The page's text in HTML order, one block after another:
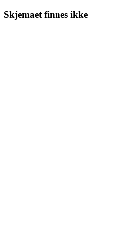
Skjemaet finnes ikke